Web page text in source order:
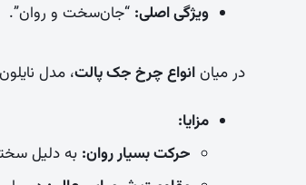
ویژگی اصلی: “جان‌سخت و روان”.
در میانانواع چرخ جک پالت، مدل
مزایا:
حرکت بسیار روان: به دلیل